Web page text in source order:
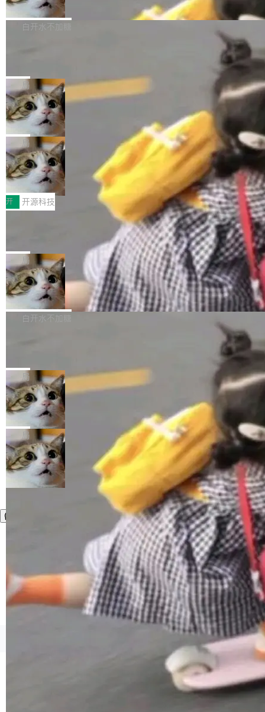
联 加...
经过人工复核，准确度令人满意。这一方法也为
社区爱好者提供了高效跟踪新版本的思路。
他宣布了一个新消息：从 2026 年 8 月 1 日起，
他可以全职维护 libexpat 了，最长 6 个月。发
库之一。你的操作系统、浏览器、无数的基础设
施软件，很可能都在用它。而过去十年，维护它
的人一直在用业余...
Firefox 153.0.3 现已发布，具体更新内容如
下： New Smart Window 包含多项增强功能：
gi?id=2019042">Bug&nbsp;2019042</a>）</l
i> <li>现在，助手可以直接使用 Exa 的网络搜索
结果回答问题，而无需将问题转交给搜索引擎。
（<a href="https://bugzilla.mozilla.org/show_
bug.cgi?id=204...
白开水不加糖
的 npm 包。项目的核心论点是：容器不适合 Ag
ent 计算。真正适合的，是 Isolate。 Cloudflare
工程师在这件事上没什么可谦虚的——他们用 W
orkers 跑了十年 Isolate。用 CEO Matthew Pri
nce 的话说：「我们一生都在用 Isolate 运行代
码，而 AI Agent 不需要容器，它们需要的是 Iso
late。」 容器为什么不合适 容器的问题在于启动
和销毁都太重了。一个 Agent 要执行的任务可能
只需要几毫秒的 CPU 时间，但容器从冷启动到
就绪要花数秒。如果未来有十...
局
OpenAI 公开邮件和聊天记录回应苹果
诉讼，称“Apple is getting this wron
g”
上个月，苹果一纸诉状把 OpenAI 告上法庭，指
控其挖角苹果前员工并窃取商业秘密。苹果的诉
状把 OpenAI 描述成一个系统性地从前东家挖
人、套取机密信息的对手。 OpenAI 没发律师
函，也没选择庭外沉默。它在官网贴了一篇博
文，标题只有六个字：Apple is getting this wro
ng。 然后，它把邮件往来和 iMessage 聊天记
录全贴了出来。 他发错人了 苹果外部律师 Gabr
iel Gross 来自 Weil 律所，2 月 23 日下午 5:53
给 OpenAI 总法律顾问 Che Chang 发了封邮
件，附了一封长信，要求 OpenAI 配合调查前苹
果员工带走机密信...
局
HUAWEI MatePad Edge上架WorkBu
ddy鸿蒙PC版，说话就能干活的AI办公
搭子
全能AI工作台WorkBuddy鸿蒙PC版上架HUAWE
I MatePad Edge应用市场，直接下载即可使
用，与鸿蒙电脑上的体验一致。值得一提的是，
这是目前市面上唯一支持平板接入WorkBuddy P
C版的产品，搭载“人机双写”重磅功能——你写
你的，AI写AI的，同屏协作互不干扰。一句话让
AI帮你干活，现在开启全新体验！ 温馨提示：
体验WorkBuddy鸿蒙PC版前，请将 HUAWEI M
atePad Edge 升级至 HarmonyOS 6.1.0.135S
P9 patch03及以上版本。 *升级路径：设置 > 搜
开 开源科技
FFmpeg 9.0 发布：代号“Lei”，以此纪
全球知名开源多媒体框架 FFmpeg 今天正式发
布了 9.0 版本。这个版本除了带来新一代音视频
处理能力和硬件加速支持之外，还有一个特殊之
处：FFmpeg 9.0 的代号是“Lei”。 这个名字，
来自中国开发者雷霄骅（Lei Xiaohua）。 对于
很多中国音视频开发者而言，这个名字并不陌
“启蒙老师”。 而今年，恰好是雷霄骅离世十周
年。FFmpeg 社区最终选择用一个大版本的名
字，留下了这份纪念。 雷霄骅曾是中国传媒大学
数字电视技术方向的博士生，长期从事视频、音
频技...
局
亚马逊成本失控：AI 写代码烧掉 1215
万元，超预算 860%
外媒近日曝光了亚马逊的多份内部报告显示，AI
导致公司在多个项目上超支。《金融时报》报道
编写程序，目标是完成电商平台作者信息与商品
列表的数据匹配 —— 一项常规的数据处理任
务，最终却产生了 180 万美元的账单，实际支出
超出原定预算 860%。 更令人意外的是，该项目
最终并未成功落地，而高额算力消耗持续运行长
达 5 个月，公司直到财务对账时才察觉异常。这
意味着一个无人看管的 AI 程序，在近半年时间
里日夜不停地"烧钱"。 复盘显示，...
白开水不加糖
e CEO Clément Delangue 在 CNBC 的采访里
没有拐弯抹角。他说中国正在赢得 AI 竞赛，而
且按目前的速度，中国 AI 工具预计在今年底或
2027 年就能追上美国前沿实验室的水平。 Dela
ngue 把原因归结为一件事：开放协作。中国的
AI 开发者在一个共享和协作的生态里加速迭代，
而美国模型厂商在"闭门造车"。他的原话是 "buil
ding in silos"——各自为战，互不通气。 这个判
断从他嘴里说出来分量不同。Hugging Face 是
全球最大的开源 AI 平台，上面跑着上百万个模
局
当 AI agent 把源码变成了最好的扩展系
统，开发者工具必须开源
五年前，David Crawshaw 问过很多软件工程师
一个问题：你写过什么给自己用的程序？答案几
乎都是没有。工程师们整天用别人写的程序写程
序给别人用。偶尔有人自己写个博客系统、智能
家居控制、家庭实验室，都算稀奇事。 Crawsh
aw 是 Shelley 的作者，一个开源 AI coding age
nt。他最近在博客上写了一篇文章，核心论点很
简单：开发者工具必须开源。 理由不是传统的自
由软件情怀，而是一个跟 AI agent 直接相关的
技术判断。 两行 prompt 就能个性化任何软件 C
rawshaw 给出了两个 prompt。 第一个： "下载
某个软件的源码，在本地构建。修改 agent ...
局
京ICP备2025119063号